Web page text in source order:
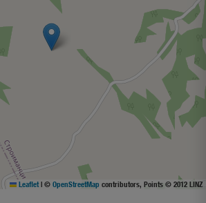
Leaflet | © OpenStreetMap contributors, Points © 2012 LINZ